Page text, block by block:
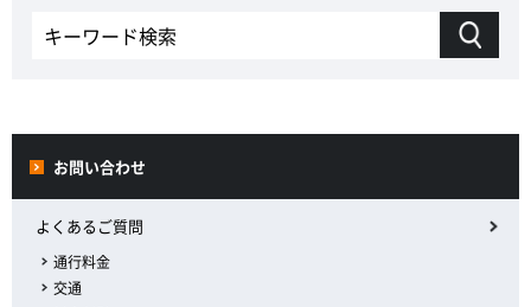
お問い合わせ
よくあるご質問
通行料金
交通